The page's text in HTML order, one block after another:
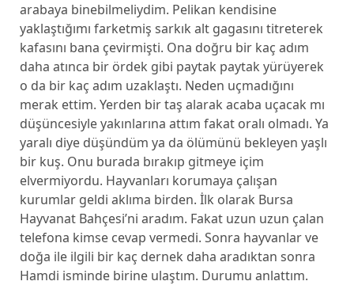
arabaya binebilmeliydim. Pelikan kendisine
yaklaştığımı farketmiş sarkık alt gagasını titreterek
kafasını bana çevirmişti. Ona doğru bir kaç adım
daha atınca bir ördek gibi paytak paytak yürüyerek
o da bir kaç adım uzaklaştı. Neden uçmadığını
merak ettim. Yerden bir taş alarak acaba uçacak mı
düşüncesiyle yakınlarına attım fakat oralı olmadı. Ya
yaralı diye düşündüm ya da ölümünü bekleyen yaşlı
bir kuş. Onu burada bırakıp gitmeye içim
elvermiyordu. Hayvanları korumaya çalışan
kurumlar geldi aklıma birden. İlk olarak Bursa
Hayvanat Bahçesi’ni aradım. Fakat uzun uzun çalan
telefona kimse cevap vermedi. Sonra hayvanlar ve
doğa ile ilgili bir kaç dernek daha aradıktan sonra
Hamdi isminde birine ulaştım. Durumu anlattım.